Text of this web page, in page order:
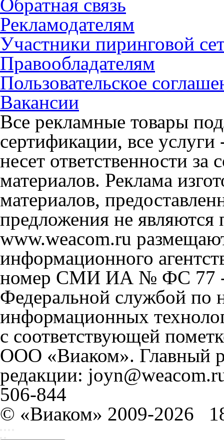
Обратная связь
Рекламодателям
Участники пиринговой
Правообладателям
Пользовательское
Вакансии
Все рекламные товары
сертификации, все
несет ответственности
материалов. Реклама
материалов,
предложения не
www.weacom.ru
информационного
номер СМИ ИА № ФС 77 -
Федеральной службой по
информационных
с соответствующей
ООО «Виаком». Главный
редакции:
506-844
© «Виаком» 2009-2026